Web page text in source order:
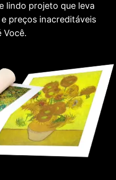
lindo projeto que leva
preços inacreditáveis
Você.